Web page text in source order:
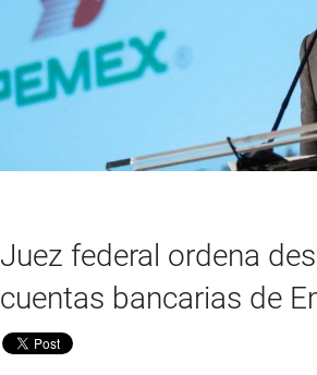
Juez federal ordena
cuentas bancarias de